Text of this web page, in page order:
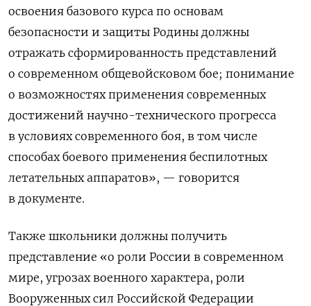
освоения базового курса по основам
безопасности и защиты Родины должны
отражать сформированность представлений
о современном общевойсковом бое; понимание
о возможностях применения современных
достижений научно-технического прогресса
в условиях современного боя, в том числе
способах боевого применения беспилотных
летательных аппаратов», — говорится
в документе.
Также школьники должны получить
представление «о роли России в современном
мире, угрозах военного характера, роли
Вооруженных сил Российской Федерации‎